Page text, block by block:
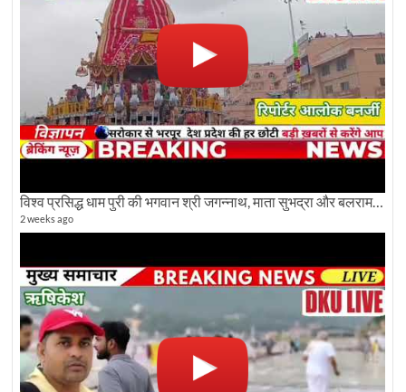
विश्व प्रसिद्ध धाम पुरी की भगवान श्री जगन्नाथ, माता सुभद्रा और बलराम जी की भव्य शोभा यात्रा देखिए
2 weeks ago